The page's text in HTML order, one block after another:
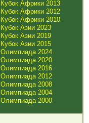
Кубок Африки 2013
Кубок Африки 2012
Кубок Африки 2010
Кубок Азии 2023
Кубок Азии 2019
Кубок Азии 2015
Олимпиада 2024
Олимпиада 2020
Олимпиада 2016
Олимпиада 2012
Олимпиада 2008
Олимпиада 2004
Олимпиада 2000